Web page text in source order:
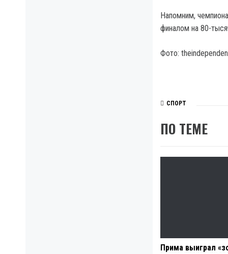
Напомним,
финалом на 80-
Фото:
СПОРТ
ПО ТЕМЕ
Прима выиграл